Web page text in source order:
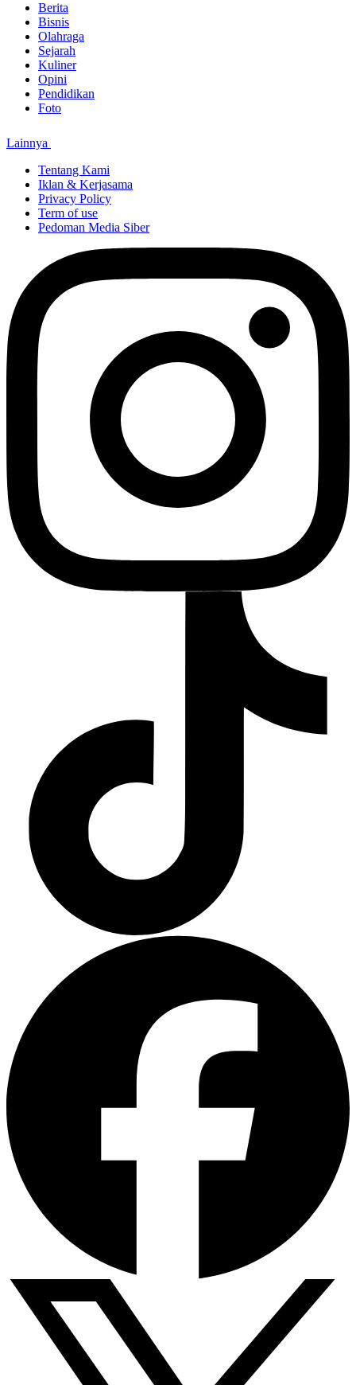
Berita
Bisnis
Olahraga
Sejarah
Kuliner
Opini
Pendidikan
Foto
Lainnya
Tentang Kami
Iklan & Kerjasama
Privacy Policy
Term of use
Pedoman Media Siber